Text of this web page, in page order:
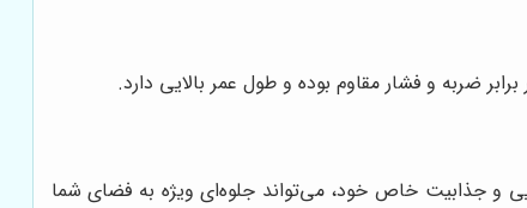
ضربه و فشار مقاوم بوده و طول عمر بالایی دارد.
و جذابیت خاص خود، می‌تواند جلوه‌ای ویژه به فضای شما